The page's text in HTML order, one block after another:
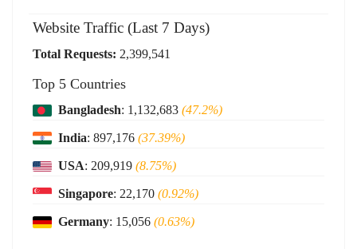
Website Traffic (Last 7 Days)
Total Requests: 2,399,541
Top 5 Countries
Bangladesh: 1,132,683(47.2%)
India: 897,176(37.39%)
USA: 209,919(8.75%)
Singapore: 22,170(0.92%)
Germany: 15,056(0.63%)